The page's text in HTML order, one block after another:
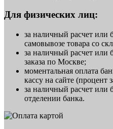
Для физических лиц:
за наличный расчет или
самовывозе товара со
за наличный расчет или
заказа по Москве;
моментальная оплата
кассу на сайте (процент
за наличный расчет или
отделении банка.